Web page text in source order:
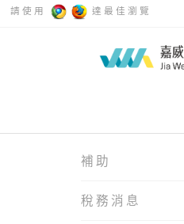
請使用 達最佳瀏覽
補助
稅務消息